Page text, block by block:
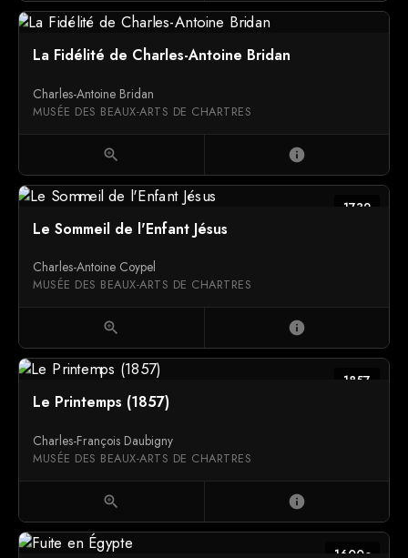
La Fidélité de Charles-Antoine Bridan
Charles-Antoine Bridan
MUSÉE DES BEAUX-ARTS DE CHARTRES
zoom_in info
1732
Le Sommeil de l'Enfant Jésus
Charles-Antoine Coypel
MUSÉE DES BEAUX-ARTS DE CHARTRES
zoom_in info
1857
Le Printemps (1857)
Charles-François Daubigny
MUSÉE DES BEAUX-ARTS DE CHARTRES
zoom_in info
1600c